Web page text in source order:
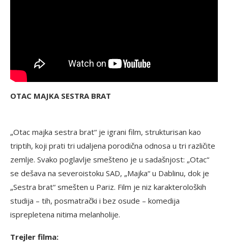
OTAC MAJKA SESTRA BRAT
„Otac majka sestra brat“ je igrani film, strukturisan kao
triptih, koji prati tri udaljena porodična odnosa u tri različite
zemlje. Svako poglavlje smešteno je u sadašnjost: „Otac“
se dešava na severoistoku SAD, „Majka“ u Dablinu, dok je
„Sestra brat“ smešten u Pariz. Film je niz karakteroloških
studija – tih, posmatrački i bez osude – komedija
isprepletena nitima melanholije.
Trejler filma: